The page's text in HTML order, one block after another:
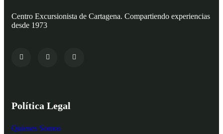
Centro Excursionista de Cartagena. Compartiendo experiencias
desde 1973
Política Legal
Quienes Somos